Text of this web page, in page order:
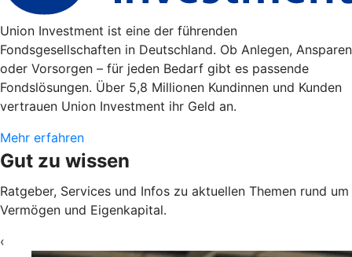
Union Investment ist eine der führenden
Fondsgesellschaften in Deutschland. Ob Anlegen, Ansparen
oder Vorsorgen – für jeden Bedarf gibt es passende
Fondslösungen. Über 5,8 Millionen Kundinnen und Kunden
vertrauen Union Investment ihr Geld an.
Mehr erfahren
Gut zu wissen
Ratgeber, Services und Infos zu aktuellen Themen rund um
Vermögen und Eigenkapital.
‹